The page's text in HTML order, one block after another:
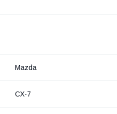
Mazda
CX-7